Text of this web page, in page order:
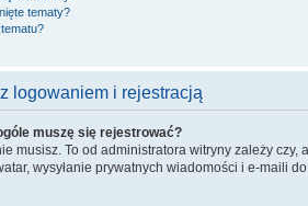
tematy?
logowaniem i rejestracją
muszę się rejestrować?
musisz. To od administratora witryny zależy
wysyłanie prywatnych wiadomości i e-maili